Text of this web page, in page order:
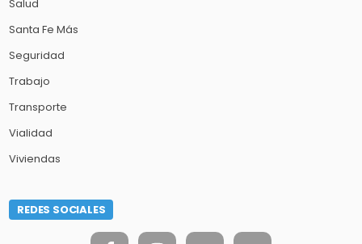
Salud
Santa Fe Más
Seguridad
Trabajo
Transporte
Vialidad
Viviendas
REDES SOCIALES